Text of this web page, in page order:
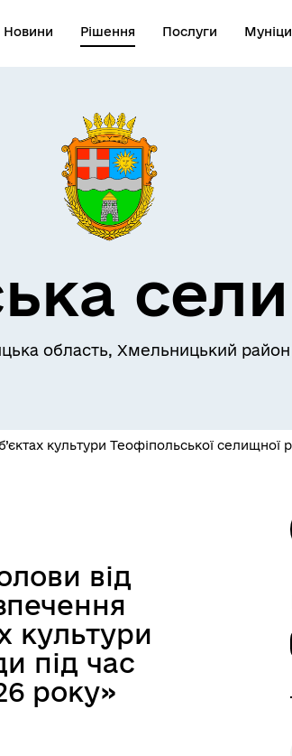
Новини Рішення Послуги
область, Хмельницький район
культури Теофіпольської селищної
від
культури
під час
року»